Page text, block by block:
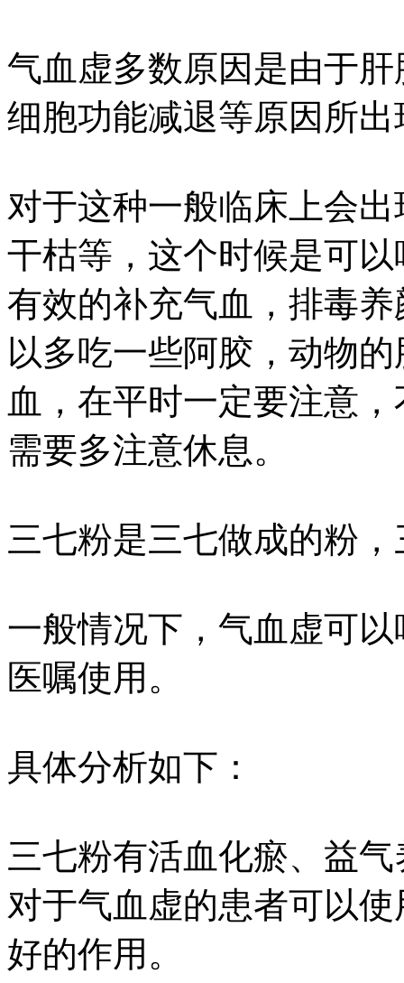
气血虚多数原因是由于
细胞功能减退等原因所
对于这种一般临床上会
干枯等，这个时候是可
有效的补充气血，排毒
以多吃一些阿胶，动物
血，在平时一定要注意
需要多注意休息。
三七粉是三七做成的粉
一般情况下，气血虚可
医嘱使用。
具体分析如下：
三七粉有活血化瘀、益
对于气血虚的患者可以
好的作用。